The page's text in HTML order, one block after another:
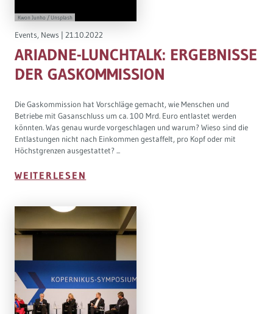
Kwon Junho / Unsplash
Events, News | 21.10.2022
ARIADNE-LUNCHTALK: ERGEBNISSE
DER GASKOMMISSION
Die Gaskommission hat Vorschläge gemacht, wie Menschen und
Betriebe mit Gasanschluss um ca. 100 Mrd. Euro entlastet werden
könnten. Was genau wurde vorgeschlagen und warum? Wieso sind die
Entlastungen nicht nach Einkommen gestaffelt, pro Kopf oder mit
Höchstgrenzen ausgestattet? ...
WEITERLESEN